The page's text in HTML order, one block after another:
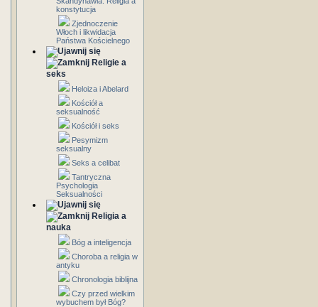
konstytucja
Zjednoczenie
Włoch i likwidacja
Państwa Kościelnego
Religie a
seks
Heloiza i Abelard
Kościół a
seksualność
Kościół i seks
Pesymizm
seksualny
Seks a celibat
Tantryczna
Psychologia
Seksualności
Religia a
nauka
Bóg a inteligencja
Choroba a religia w
antyku
Chronologia biblijna
Czy przed wielkim
wybuchem był Bóg?